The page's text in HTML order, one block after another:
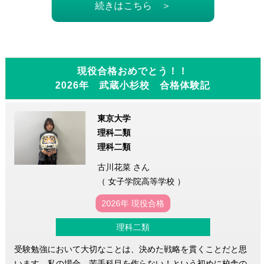
続きはこちら ＞
現役合格おめでとう！！
2026年 武蔵小杉校 合格体験記
東京大学
理科二類
理科二類
古川花菜 さん
（ 女子学院高等学校 ）
2026年 現役合格
理科二類
受験勉強において大切なことは、決めた戦略を貫くことだと思